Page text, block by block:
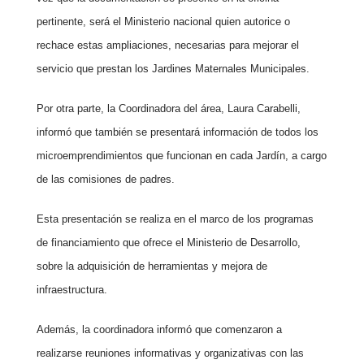
pertinente, será el Ministerio nacional quien autorice o
rechace estas ampliaciones, necesarias para mejorar el
servicio que prestan los Jardines Maternales Municipales.
Por otra parte, la Coordinadora del área, Laura Carabelli,
informó que también se presentará información de todos los
microemprendimientos que funcionan en cada Jardín, a cargo
de las comisiones de padres.
Esta presentación se realiza en el marco de los programas
de financiamiento que ofrece el Ministerio de Desarrollo,
sobre la adquisición de herramientas y mejora de
infraestructura.
Además, la coordinadora informó que comenzaron a
realizarse reuniones informativas y organizativas con las